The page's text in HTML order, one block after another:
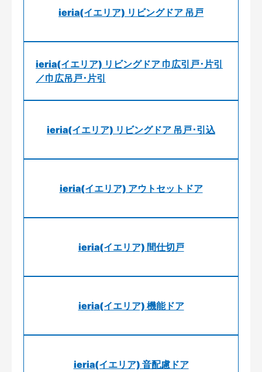
ieria(イエリア) リビングドア 吊戸
ieria(イエリア) リビングドア 巾広引戸･片引
／巾広吊戸･片引
ieria(イエリア) リビングドア 吊戸･引込
ieria(イエリア) アウトセットドア
ieria(イエリア) 間仕切戸
ieria(イエリア) 機能ドア
ieria(イエリア) 音配慮ドア